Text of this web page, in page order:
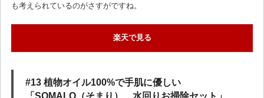
も考えられているのがさすがですね。
楽天で見る
#13 植物オイル100%で手肌に優しい
「SOMALO（そまり） 水回りお掃除セット」